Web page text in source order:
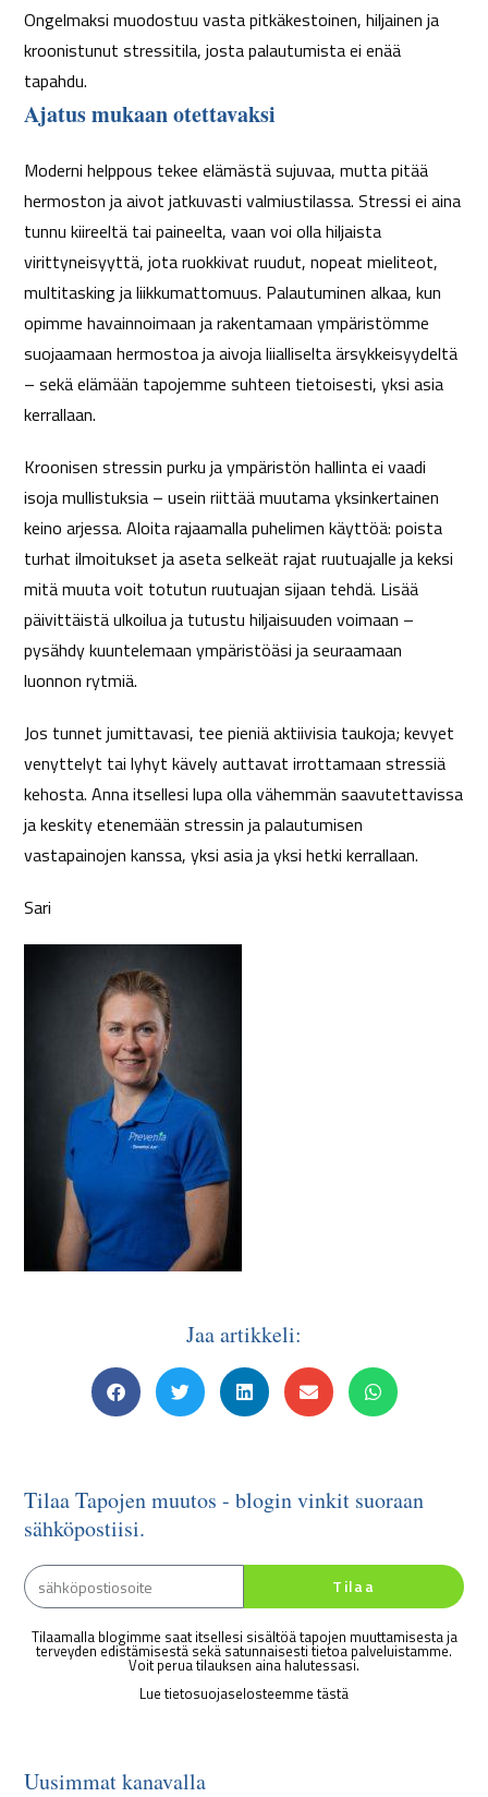
Ongelmaksi muodostuu vasta pitkäkestoinen, hiljainen ja
kroonistunut stressitila, josta palautumista ei enää
tapahdu.
Ajatus mukaan otettavaksi
Moderni helppous tekee elämästä sujuvaa, mutta pitää
hermoston ja aivot jatkuvasti valmiustilassa. Stressi ei aina
tunnu kiireeltä tai paineelta, vaan voi olla hiljaista
virittyneisyyttä, jota ruokkivat ruudut, nopeat mieliteot,
multitasking ja liikkumattomuus. Palautuminen alkaa, kun
opimme havainnoimaan ja rakentamaan ympäristömme
suojaamaan hermostoa ja aivoja liialliselta ärsykkeisyydeltä
– sekä elämään tapojemme suhteen tietoisesti, yksi asia
kerrallaan.
Kroonisen stressin purku ja ympäristön hallinta ei vaadi
isoja mullistuksia – usein riittää muutama yksinkertainen
keino arjessa. Aloita rajaamalla puhelimen käyttöä: poista
turhat ilmoitukset ja aseta selkeät rajat ruutuajalle ja keksi
mitä muuta voit totutun ruutuajan sijaan tehdä. Lisää
päivittäistä ulkoilua ja tutustu hiljaisuuden voimaan –
pysähdy kuuntelemaan ympäristöäsi ja seuraamaan
luonnon rytmiä.
Jos tunnet jumittavasi, tee pieniä aktiivisia taukoja; kevyet
venyttelyt tai lyhyt kävely auttavat irrottamaan stressiä
kehosta. Anna itsellesi lupa olla vähemmän saavutettavissa
ja keskity etenemään stressin ja palautumisen
vastapainojen kanssa, yksi asia ja yksi hetki kerrallaan.
Sari
Jaa artikkeli:
Tilaa Tapojen muutos - blogin vinkit suoraan
sähköpostiisi.
Tilaa
Tilaamalla blogimme saat itsellesi sisältöä tapojen muuttamisesta ja
terveyden edistämisestä sekä satunnaisesti tietoa palveluistamme.
Voit perua tilauksen aina halutessasi.
Lue tietosuojaselosteemme tästä
Uusimmat kanavalla